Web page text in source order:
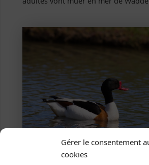
Gérer le consentement
cookies
Mâle, Le Teich, Gironde, 10 mai